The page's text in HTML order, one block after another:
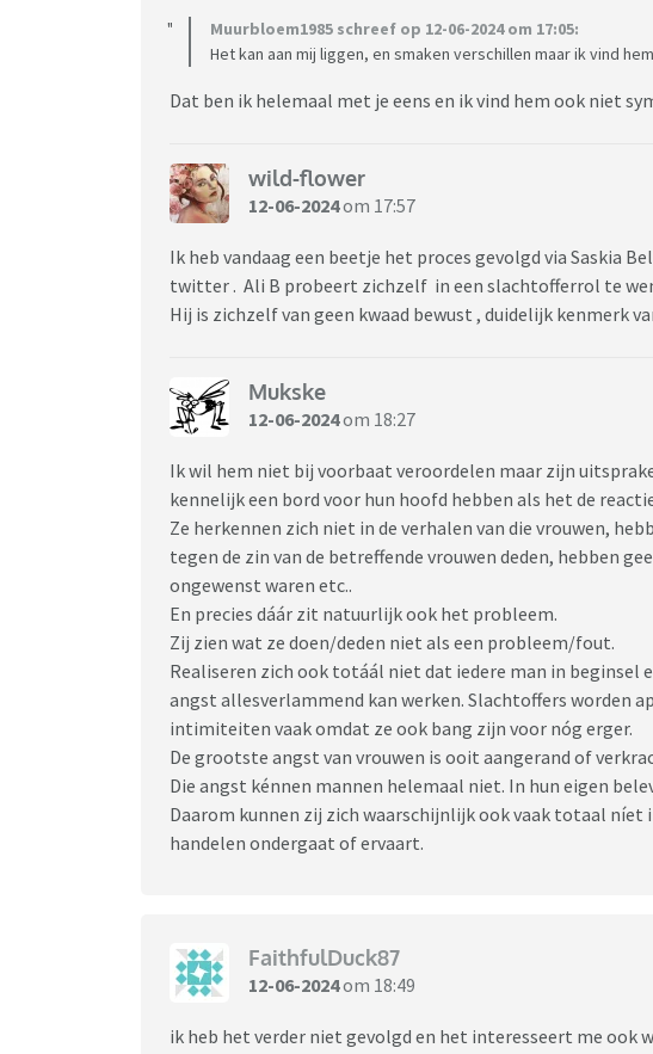
Muurbloem1985 schreef op 12-06-2024 om 17:05:
Het kan aan mij liggen, en smaken verschillen maar ik vind
Dat ben ik helemaal met je eens en ik vind hem ook niet
wild-flower
12-06-2024om 17:57
Ik heb vandaag een beetje het proces gevolgd via Saskia
twitter . Ali B probeert zichzelf in een slachtofferrol te
Hij is zichzelf van geen kwaad bewust , duidelijk kenmerk
Mukske
12-06-2024om 18:27
Ik wil hem niet bij voorbaat veroordelen maar zijn
kennelijk een bord voor hun hoofd hebben als het de
Ze herkennen zich niet in de verhalen van die vrouwen,
tegen de zin van de betreffende vrouwen deden, hebben
ongewenst waren etc..
En precies dáár zit natuurlijk ook het probleem.
Zij zien wat ze doen/deden niet als een probleem/fout.
Realiseren zich ook totáál niet dat iedere man in beginsel
angst allesverlammend kan werken. Slachtoffers worden
intimiteiten vaak omdat ze ook bang zijn voor nóg erger.
De grootste angst van vrouwen is ooit aangerand of
Die angst kénnen mannen helemaal niet. In hun eigen
Daarom kunnen zij zich waarschijnlijk ook vaak totaal níet
handelen ondergaat of ervaart.
FaithfulDuck87
12-06-2024om 18:49
ik heb het verder niet gevolgd en het interesseert me ook